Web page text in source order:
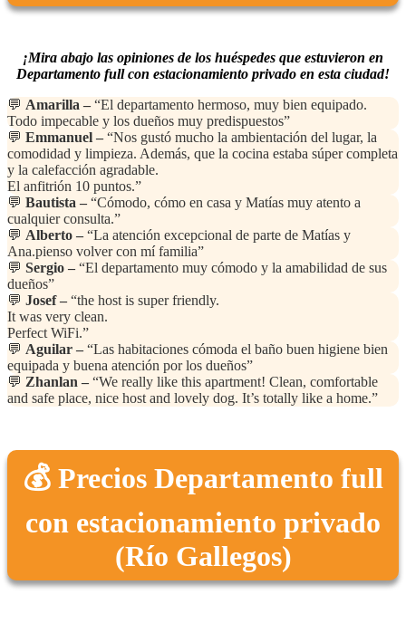
¡Mira abajo las opiniones de los huéspedes que estuvieron en
Departamento full con estacionamiento privado en esta ciudad!
💬 Amarilla – “El departamento hermoso, muy bien equipado.
Todo impecable y los dueños muy predispuestos”
💬 Emmanuel – “Nos gustó mucho la ambientación del lugar, la
comodidad y limpieza. Además, que la cocina estaba súper completa
y la calefacción agradable.
El anfitrión 10 puntos.”
💬 Bautista – “Cómodo, cómo en casa y Matías muy atento a
cualquier consulta.”
💬 Alberto – “La atención excepcional de parte de Matías y
Ana.pienso volver con mí familia”
💬 Sergio – “El departamento muy cómodo y la amabilidad de sus
dueños”
💬 Josef – “the host is super friendly.
It was very clean.
Perfect WiFi.”
💬 Aguilar – “Las habitaciones cómoda el baño buen higiene bien
equipada y buena atención por los dueños”
💬 Zhanlan – “We really like this apartment! Clean, comfortable
and safe place, nice host and lovely dog. It’s totally like a home.”
💰 Precios Departamento full
con estacionamiento privado
(Río Gallegos)